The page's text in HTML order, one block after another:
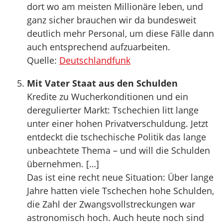
dort wo am meisten Millionäre leben, und
ganz sicher brauchen wir da bundesweit
deutlich mehr Personal, um diese Fälle dann
auch entsprechend aufzuarbeiten.
Quelle: Deutschlandfunk
Mit Vater Staat aus den Schulden
Kredite zu Wucherkonditionen und ein
deregulierter Markt: Tschechien litt lange
unter einer hohen Privatverschuldung. Jetzt
entdeckt die tschechische Politik das lange
unbeachtete Thema – und will die Schulden
übernehmen. […]
Das ist eine recht neue Situation: Über lange
Jahre hatten viele Tschechen hohe Schulden,
die Zahl der Zwangsvollstreckungen war
astronomisch hoch. Auch heute noch sind